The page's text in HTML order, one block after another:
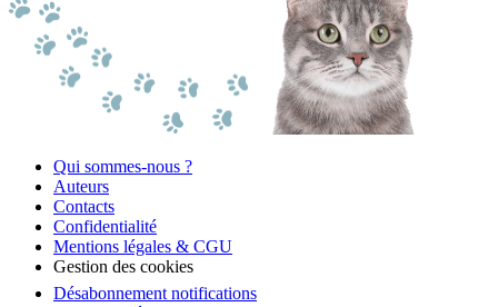
Qui sommes-nous ?
Auteurs
Contacts
Confidentialité
Mentions légales & CGU
Gestion des cookies
Désabonnement notifications